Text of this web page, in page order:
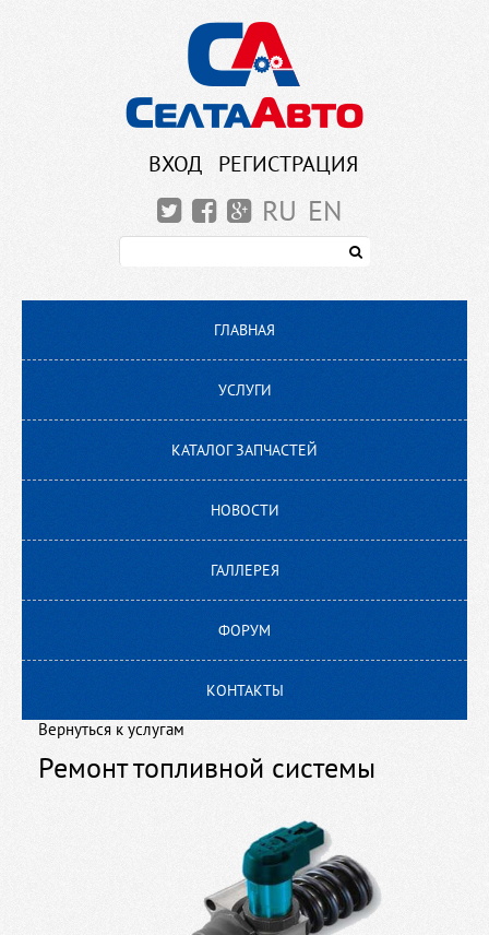
ВХОД РЕГИСТРАЦИЯ
RU EN
ГЛАВНАЯ
УСЛУГИ
КАТАЛОГ ЗАПЧАСТЕЙ
Масла
НОВОСТИ
ГАЛЛЕРЕЯ
ФОРУМ
КОНТАКТЫ
Вернуться к услугам
Ремонт топливной системы